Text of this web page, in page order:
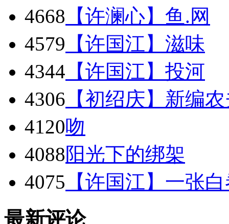
4668 【许澜心】鱼.网
4579 【许国江】滋味
4344 【许国江】投河
4306 【初绍庆】新编
4120吻
4088阳光下的绑架
4075 【许国江】一张
最新评论